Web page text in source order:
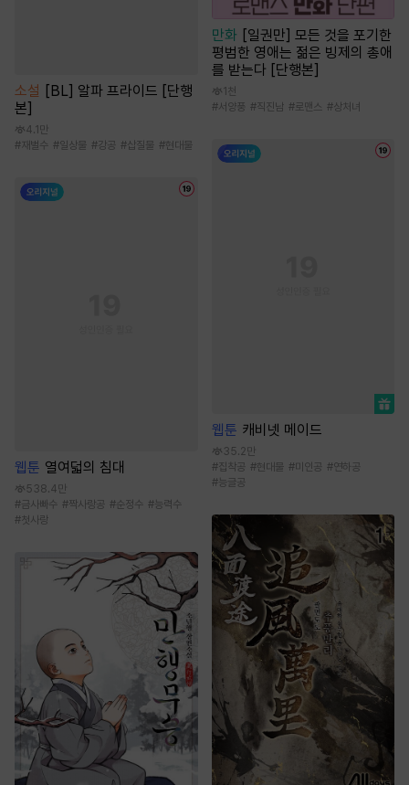
소설 [BL] 알파 프라이드 [단행
본]
4.1만
# 재벌수 #일상물 #강공 #삽질물 #현대물
웹툰 열여덟의 침대
538.4만
#금사빠수 #짝사랑공 #순정수 #능력수
#첫사랑
만화 [일권만] 모든 것을 포기한
평범한 영애는 젊은 빙제의 총애
를 받는다 [단행본]
1천
#서양풍 #직진남 #로맨스 #상처녀
웹툰 캐비넷 메이드
35.2만
#집착공 #현대물 #미인공 #연하공
#능글공